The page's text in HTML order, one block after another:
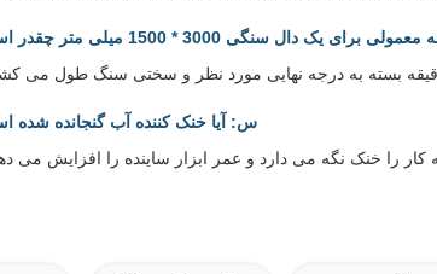
یک دال سنگی 3000 * 1500 میلی متر چقدر است؟
س: آیا خنک کننده آب گنجانده شده